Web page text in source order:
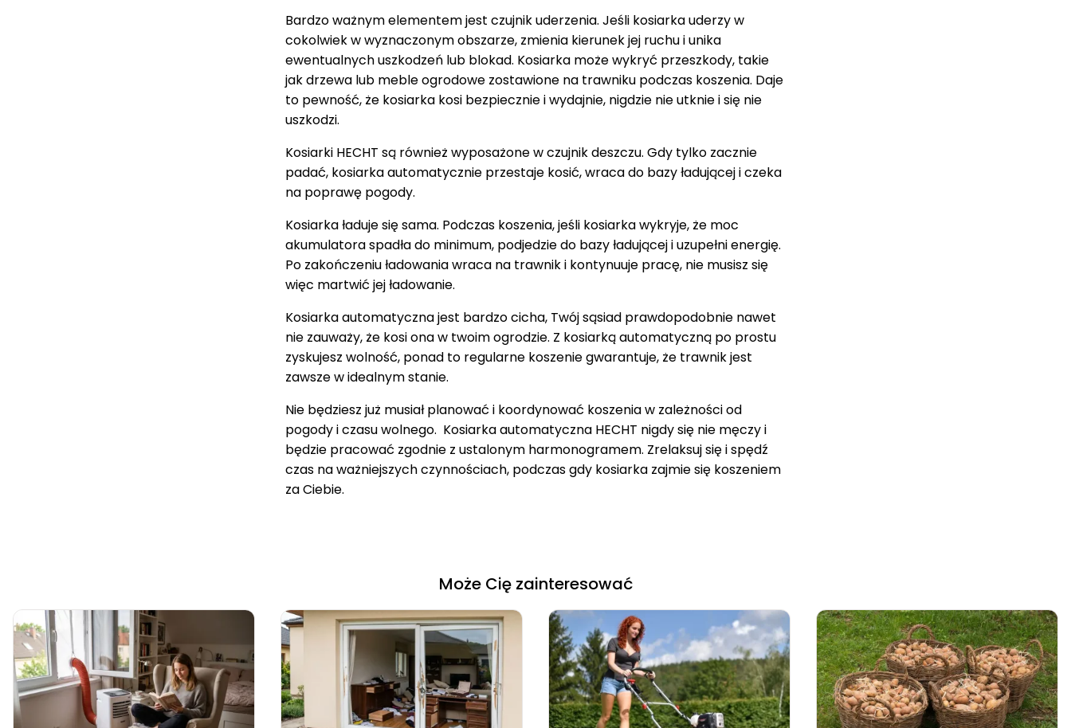
Bardzo ważnym elementem jest czujnik uderzenia. Jeśli kosiarka uderzy w
cokolwiek w wyznaczonym obszarze, zmienia kierunek jej ruchu i unika
ewentualnych uszkodzeń lub blokad. Kosiarka może wykryć przeszkody, takie
jak drzewa lub meble ogrodowe zostawione na trawniku podczas koszenia. Daje
to pewność, że kosiarka kosi bezpiecznie i wydajnie, nigdzie nie utknie i się nie
uszkodzi.
Kosiarki HECHT są również wyposażone w czujnik deszczu. Gdy tylko zacznie
padać, kosiarka automatycznie przestaje kosić, wraca do bazy ładującej i czeka
na poprawę pogody.
Kosiarka ładuje się sama. Podczas koszenia, jeśli kosiarka wykryje, że moc
akumulatora spadła do minimum, podjedzie do bazy ładującej i uzupełni energię.
Po zakończeniu ładowania wraca na trawnik i kontynuuje pracę, nie musisz się
więc martwić jej ładowanie.
Kosiarka automatyczna jest bardzo cicha, Twój sąsiad prawdopodobnie nawet
nie zauważy, że kosi ona w twoim ogrodzie. Z kosiarką automatyczną po prostu
zyskujesz wolność, ponad to regularne koszenie gwarantuje, że trawnik jest
zawsze w idealnym stanie.
Nie będziesz już musiał planować i koordynować koszenia w zależności od
pogody i czasu wolnego. Kosiarka automatyczna HECHT nigdy się nie męczy i
będzie pracować zgodnie z ustalonym harmonogramem. Zrelaksuj się i spędź
czas na ważniejszych czynnościach, podczas gdy kosiarka zajmie się koszeniem
za Ciebie.
Może Cię zainteresować